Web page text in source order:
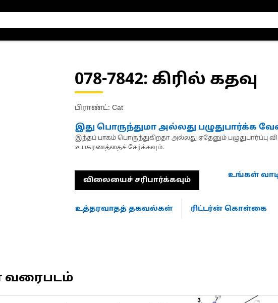
078-7842: கிரில் கதவு
பிராண்ட்: Cat
இது பொருந்துமா அல்லது பழுதுபார்க்க
இந்தப் பாகம் பொருந்துகிறதா அல்லது ஏதேனும்
உபகரணத்தைச் சேர்க்கவும்.
விலையைச் சரிபார்க்கவும்
உங்கள்
உத்தரவாதத் தகவல்கள் ரிட்டர்ன் கொள்கை
வரைபடம்